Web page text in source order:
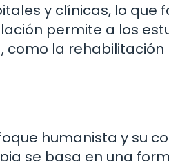
y clínicas, lo que
permite a los
la rehabilitación
humanista y su
se basa en una